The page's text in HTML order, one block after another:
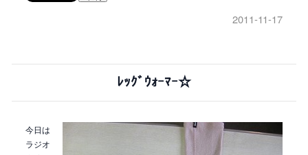
2011-11-17
ﾚｯｸﾞｳｫｰﾏｰ☆
今日は
ラジオ